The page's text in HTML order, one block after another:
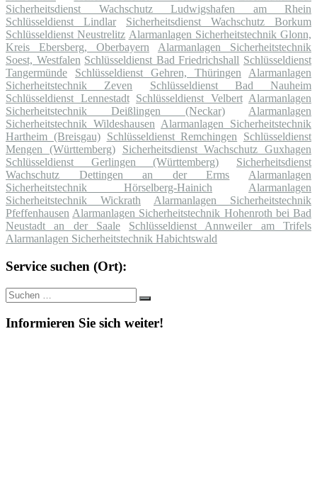
Sicherheitsdienst Wachschutz Ludwigshafen am Rhein
Schlüsseldienst Lindlar
Sicherheitsdienst Wachschutz Borkum
Schlüsseldienst Neustrelitz Alarmanlagen Sicherheitstechnik Glonn,
Kreis Ebersberg, Oberbayern
Alarmanlagen Sicherheitstechnik
Soest, Westfalen Schlüsseldienst Bad Friedrichshall Schlüsseldienst
Tangermünde
Schlüsseldienst Gehren, Thüringen
Alarmanlagen
Sicherheitstechnik Zeven
Schlüsseldienst Bad Nauheim
Schlüsseldienst Lennestadt
Schlüsseldienst Velbert Alarmanlagen
Sicherheitstechnik Deißlingen (Neckar)
Alarmanlagen
Sicherheitstechnik Wildeshausen Alarmanlagen Sicherheitstechnik
Hartheim (Breisgau)
Schlüsseldienst Remchingen
Schlüsseldienst
Mengen (Württemberg)
Sicherheitsdienst Wachschutz Guxhagen
Schlüsseldienst Gerlingen (Württemberg)
Sicherheitsdienst
Wachschutz Dettingen an der Erms
Alarmanlagen
Sicherheitstechnik Hörselberg-Hainich
Alarmanlagen
Sicherheitstechnik Wickrath
Alarmanlagen Sicherheitstechnik
Pfeffenhausen Alarmanlagen Sicherheitstechnik Hohenroth bei Bad
Neustadt an der Saale
Schlüsseldienst Annweiler am Trifels
Alarmanlagen Sicherheitstechnik Habichtswald
Service suchen (Ort):
Suche
nach:
Suchen
Informieren Sie sich weiter!